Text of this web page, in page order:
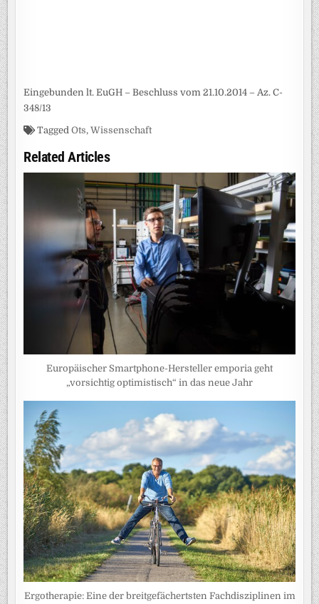
Eingebunden lt. EuGH – Beschluss vom 21.10.2014 – Az. C-
348/13
TaggedOts,Wissenschaft
Related Articles
Europäischer Smartphone-Hersteller emporia geht
„vorsichtig optimistisch“ in das neue Jahr
Ergotherapie: Eine der breitgefächertsten Fachdisziplinen im